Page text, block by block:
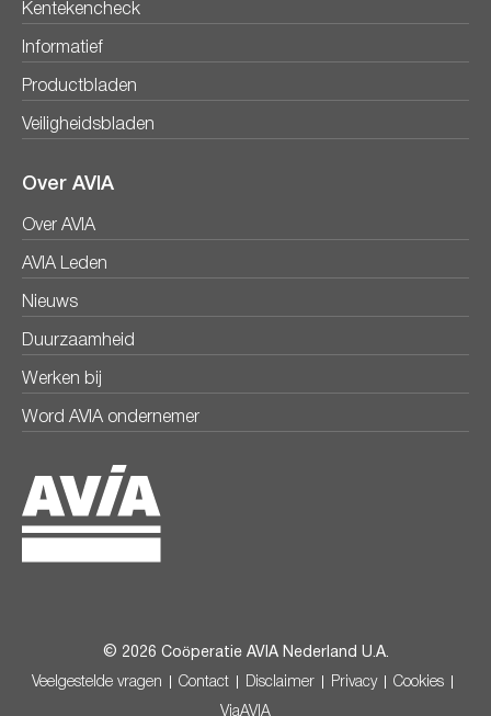
Kentekencheck
Informatief
Productbladen
Veiligheidsbladen
Over AVIA
Over AVIA
AVIA Leden
Nieuws
Duurzaamheid
Werken bij
Word AVIA ondernemer
© 2026 Coöperatie AVIA Nederland U.A.
Veelgestelde vragen Contact Disclaimer Privacy Cookies
ViaAVIA